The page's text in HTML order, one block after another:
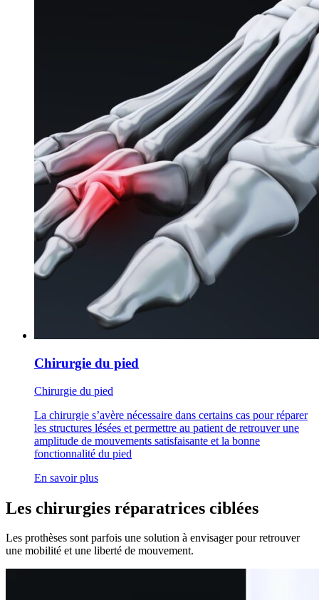
Chirurgie du pied
Chirurgie du pied
La chirurgie s’avère nécessaire dans certains cas pour réparer
les structures lésées et permettre au patient de retrouver une
amplitude de mouvements satisfaisante et la bonne
fonctionnalité du pied
En savoir plus
Les chirurgies réparatrices ciblées
Les prothèses sont parfois une solution à envisager pour retrouver
une mobilité et une liberté de mouvement.